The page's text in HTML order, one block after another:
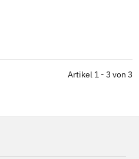
Artikel 1 - 3 von 3